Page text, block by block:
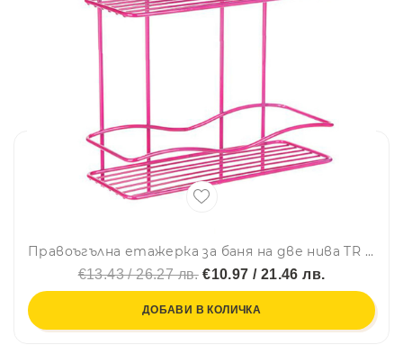
Правоъгълна етажерка за баня на две нива TR BK 012, 30х13х35 см, Закрепване с дюбел, Циклама
€13.43 / 26.27 лв.€10.97 / 21.46 лв.
ДОБАВИ В КОЛИЧКА